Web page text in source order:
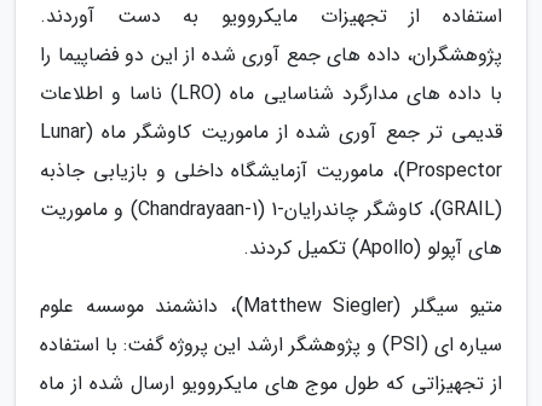
استفاده از تجهیزات مایکروویو به دست آوردند.
پژوهشگران، داده های جمع آوری شده از این دو فضاپیما را
با داده های مدارگرد شناسایی ماه (LRO) ناسا و اطلاعات
قدیمی تر جمع آوری شده از ماموریت کاوشگر ماه (Lunar
Prospector)، ماموریت آزمایشگاه داخلی و بازیابی جاذبه
(GRAIL)، کاوشگر چاندرایان-1 (Chandrayaan-1) و ماموریت
های آپولو (Apollo) تکمیل کردند.
متیو سیگلر (Matthew Siegler)، دانشمند موسسه علوم
سیاره ای (PSI) و پژوهشگر ارشد این پروژه گفت: با استفاده
از تجهیزاتی که طول موج های مایکروویو ارسال شده از ماه